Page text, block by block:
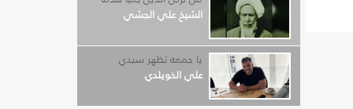
الشيخ علي الجشي
يا جمعه تظهر سيدي
علي الخويلدي